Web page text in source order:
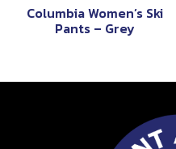
Columbia Women’s Ski
Pants – Grey